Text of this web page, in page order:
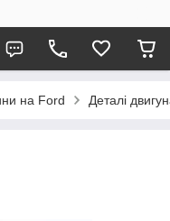
на Ford Деталі